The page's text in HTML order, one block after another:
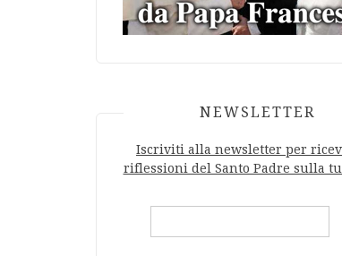
NEWSLETTER
Iscriviti alla newsletter per
riflessioni del Santo Padre sulla